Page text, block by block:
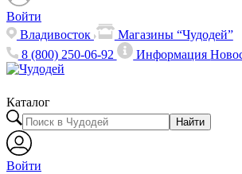
Войти
Владивосток
Магазины “Чудодей”
8 (800) 250-06-92
Информация
Каталог
Найти
Войти